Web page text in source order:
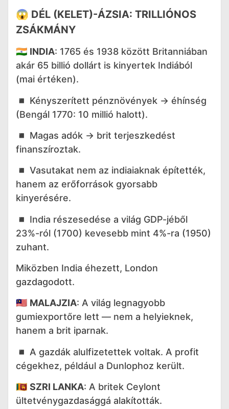
😱 DÉL (KELET)-ÁZSIA: TRILLIÓNOS
ZSÁKMÁNY
🇮🇳 INDIA: 1765 és 1938 között Britanniában
akár 65 billió dollárt is kinyertek Indiából
(mai értéken).
◾️ Kényszerített pénznövények → éhínség
(Bengál 1770: 10 millió halott).
◾️ Magas adók → brit terjeszkedést
finanszíroztak.
◾️ Vasutakat nem az indiaiaknak építették,
hanem az erőforrások gyorsabb
kinyerésére.
◾️ India részesedése a világ GDP-jéből
23%-ról (1700) kevesebb mint 4%-ra (1950)
zuhant.
Miközben India éhezett, London
gazdagodott.
🇲🇾 MALAJZIA: A világ legnagyobb
gumiexportőre lett — nem a helyieknek,
hanem a brit iparnak.
◾️ A gazdák alulfizetettek voltak. A profit
cégekhez, például a Dunlophoz került.
🇱🇰 SZRI LANKA: A britek Ceylont
ültetvénygazdasággá alakították.